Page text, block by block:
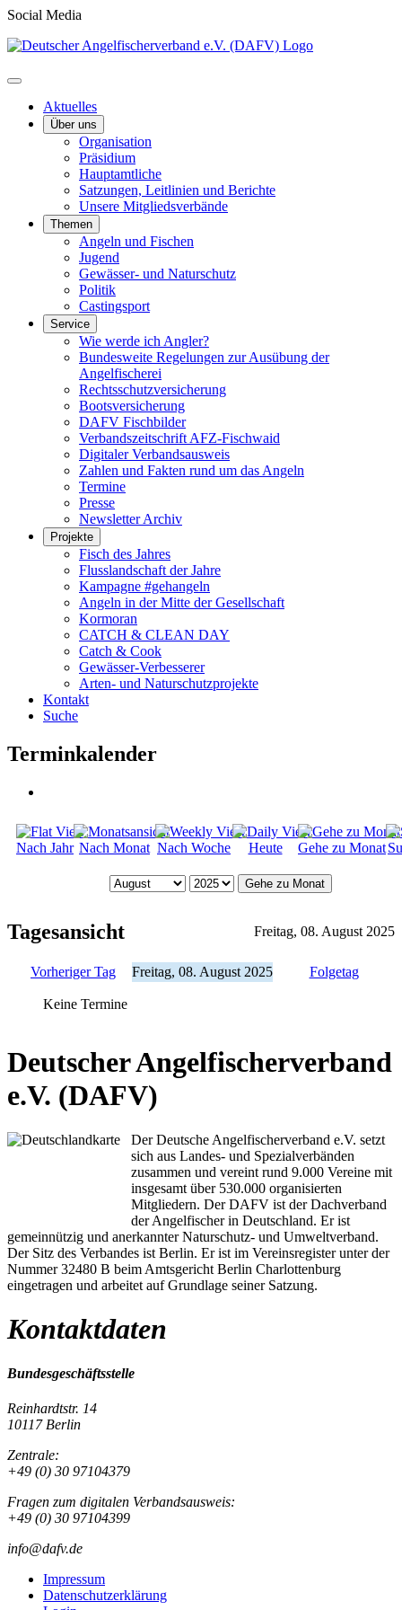
Social Media
Aktuelles
Über uns
Organisation
Präsidium
Hauptamtliche
Satzungen, Leitlinien und Berichte
Unsere Mitgliedsverbände
Themen
Angeln und Fischen
Jugend
Gewässer- und Naturschutz
Politik
Castingsport
Service
Wie werde ich Angler?
Bundesweite Regelungen zur Ausübung der
Angelfischerei
Rechtsschutzversicherung
Bootsversicherung
DAFV Fischbilder
Verbandszeitschrift AFZ-Fischwaid
Digitaler Verbandsausweis
Zahlen und Fakten rund um das Angeln
Termine
Presse
Newsletter Archiv
Projekte
Fisch des Jahres
Flusslandschaft der Jahre
Kampagne #gehangeln
Angeln in der Mitte der Gesellschaft
Kormoran
CATCH & CLEAN DAY
Catch & Cook
Gewässer-Verbesserer
Arten- und Naturschutzprojekte
Kontakt
Suche
Terminkalender
Nach Jahr Nach Monat Nach Woche Heute Gehe zu Monat
Gehe zu Monat
Tagesansicht Freitag, 08. August 2025
Vorheriger Tag Freitag, 08. August 2025 Folgetag
Keine Termine
Deutscher Angelfischerverband
e.V. (DAFV)
Der Deutsche Angelfischerverband e.V. setzt
sich aus Landes- und Spezialverbänden
zusammen und vereint rund 9.000 Vereine mit
insgesamt über 530.000 organisierten
Mitgliedern. Der DAFV ist der Dachverband
der Angelfischer in Deutschland. Er ist
gemeinnützig und anerkannter Naturschutz- und Umweltverband.
Der Sitz des Verbandes ist Berlin. Er ist im Vereinsregister unter der
Nummer 32480 B beim Amtsgericht Berlin Charlottenburg
eingetragen und arbeitet auf Grundlage seiner Satzung.
Kontaktdaten
Bundesgeschäftsstelle
Reinhardtstr. 14
10117 Berlin
Zentrale:
+49 (0) 30 97104379
Fragen zum digitalen Verbandsausweis:
+49 (0) 30 97104399
info@dafv.de
Impressum
Datenschutzerklärung